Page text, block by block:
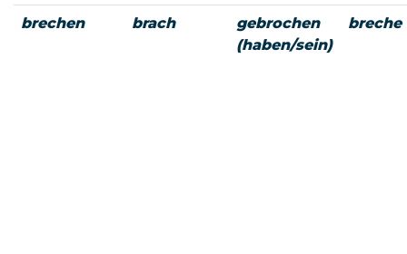
brechen brach
gebrochen
(haben/sein)
breche